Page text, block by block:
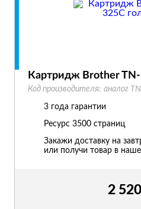
2 520
Картридж Brother
Код производителя: аналог
3 года гарантии
Ресурс 3500 страниц
Закажи доставку на
или получи товар в